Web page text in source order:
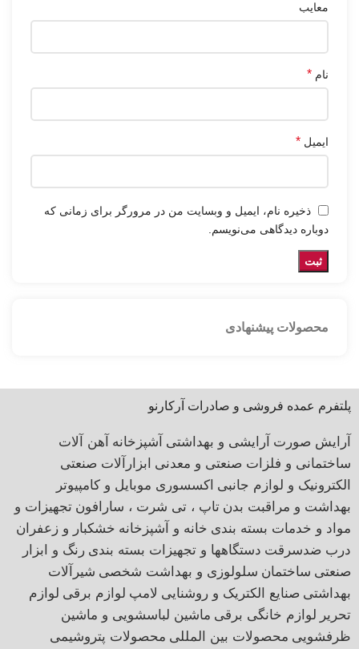
معایب
نام *
ایمیل *
ذخیره نام، ایمیل و وبسایت من در مرورگر برای زمانی که
دوباره دیدگاهی می‌نویسم.
محصولات پیشنهادی
پلتفرم عمده فروشی و صادرات آرکارنو
آرایش صورت آرایشی و بهداشتی آشپزخانه آهن آلات
ساختمانی و فلزات صنعتی و معدنی ابزارآلات صنعتی
الکترونیک و لوازم جانبی اکسسوری موبایل و کامپیوتر
بهداشت و مراقبت بدن تاپ ، تی شرت ، سارافون تجهیزات و
مواد و خدمات بسته بندی خانه و آشپزخانه خشکبار و زعفران
درب ضدسرقت دستگاهها و تجهیزات بسته بندی رنگ و ابزار
صنعتی ساختمان سلولوزی و بهداشت شخصی شیرآلات
بهداشتی صنایع الکتریک و روشنایی لامپ لوازم برقی لوازم
تحریر لوازم خانگی برقی ماشین لباسشویی و ماشین
ظرفشویی محصولات بین المللی محصولات پتروشیمی